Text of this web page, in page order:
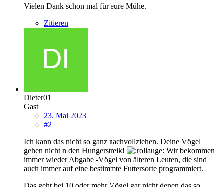
Vielen Dank schon mal für eure Mühe.
Zitieren
Dieter01
Gast
23. Mai 2023
#2
Ich kann das nicht so ganz nachvollziehen. Deine Vögel
gehen nicht n den Hungerstreik!
Wir bekommen
immer wieder Abgabe -Vögel von älteren Leuten, die sind
auch immer auf eine bestimmte Futtersorte programmiert.
Das geht bei 10 oder mehr Vögel gar nicht denen das so